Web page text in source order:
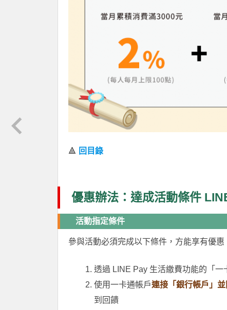
🔺 回目錄
優惠辦法：達成活動條件
活動指定條件
參與活動必須完成以下條件，方能享有優惠
透過 LINE Pay 生活繳費功能的「一
使用一卡通帳戶連接「銀行帳戶」
到回饋